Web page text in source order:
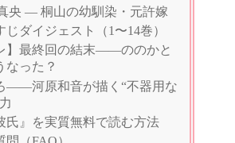
央 — 桐山の幼馴染・元許嫁
じダイジェスト（1〜14巻）
】最終回の結末——ののかと
なった？
——河原和音が描く“不器用な
氏』を実質無料で読む方法